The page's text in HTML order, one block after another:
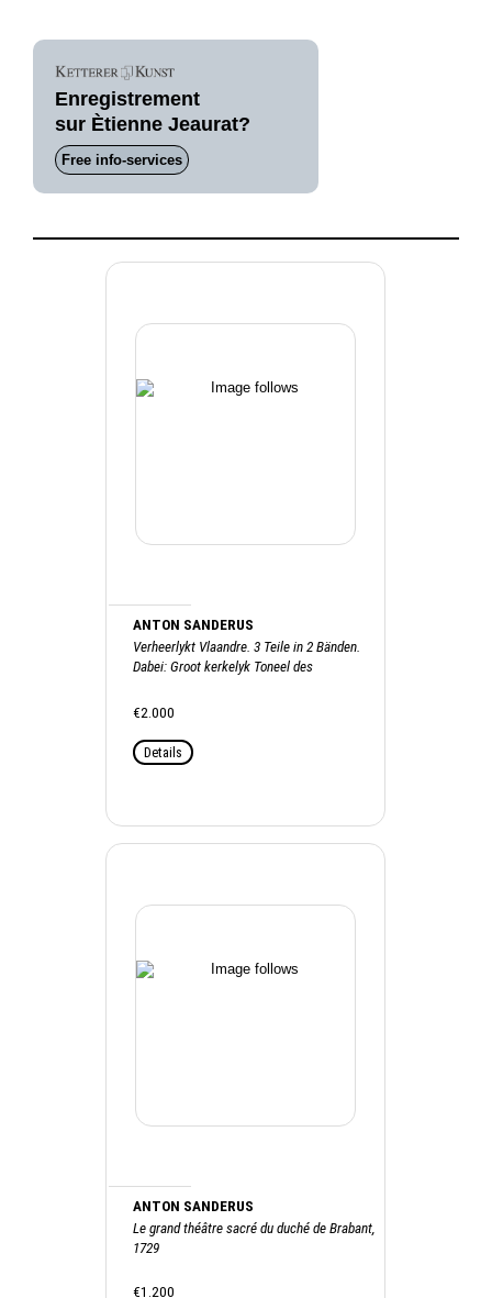
Enregistrement
sur Ètienne Jeaurat?
Free info-services
ANTON SANDERUS
Verheerlykt Vlaandre. 3 Teile in 2 Bänden.
Dabei: Groot kerkelyk Toneel des
€2.000
Details
ANTON SANDERUS
Le grand théâtre sacré du duché de Brabant,
1729
€1.200